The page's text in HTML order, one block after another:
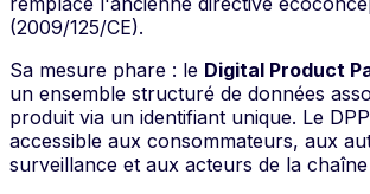
(2009/125/CE).
Sa mesure phare : le Digital Product
un ensemble structuré de données
produit via un identifiant unique. Le
accessible aux consommateurs, aux
surveillance et aux acteurs de la